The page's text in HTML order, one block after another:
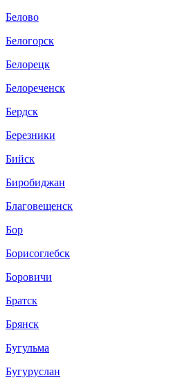
Белово
Белогорск
Белорецк
Белореченск
Бердск
Березники
Бийск
Биробиджан
Благовещенск
Бор
Борисоглебск
Боровичи
Братск
Брянск
Бугульма
Бугуруслан